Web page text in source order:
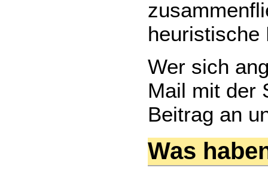
heuristische
Wer sich
Mail mit der
Beitrag an
Was